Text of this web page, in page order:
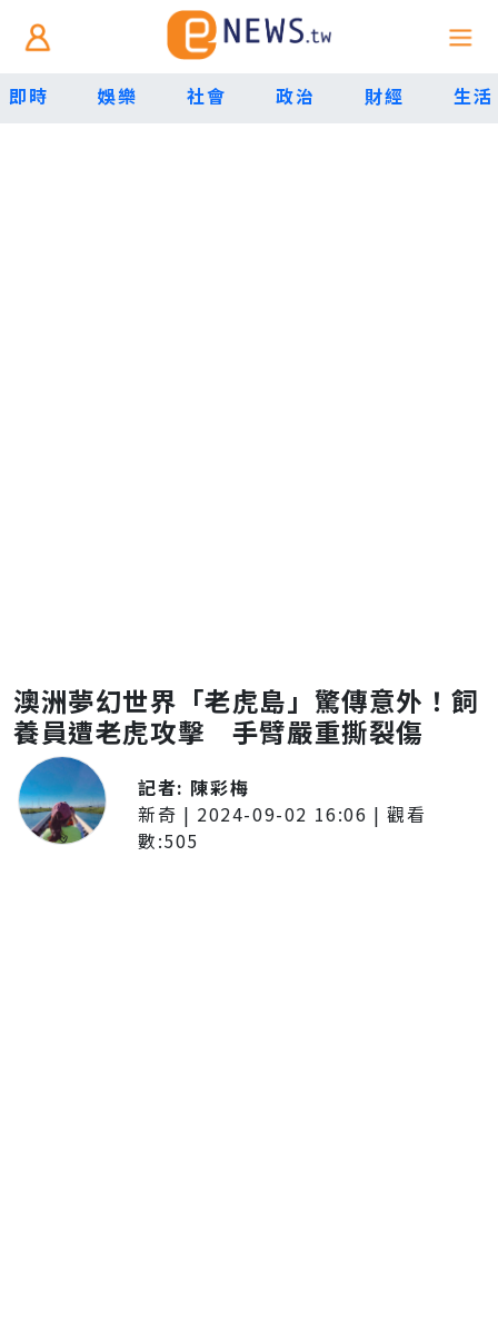
即時 娛樂 社會 政治 財經 生活
澳洲夢幻世界「老虎島」驚傳意外！飼
養員遭老虎攻擊 手臂嚴重撕裂傷
記者: 陳彩梅
新奇 | 2024-09-02 16:06 | 觀看
數:505